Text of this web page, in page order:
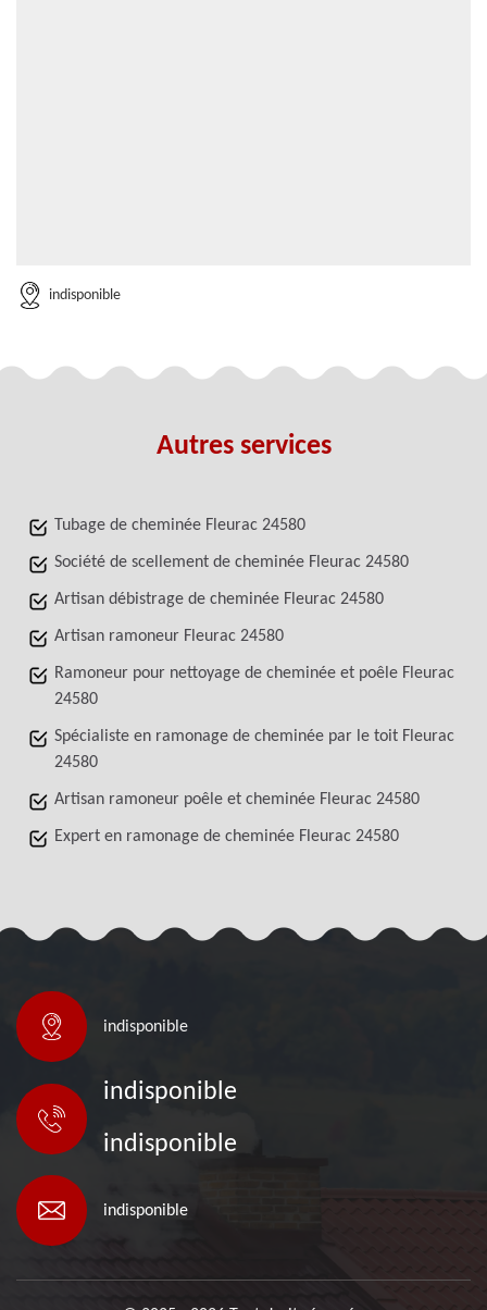
indisponible
Autres services
Tubage de cheminée Fleurac 24580
Société de scellement de cheminée Fleurac 24580
Artisan débistrage de cheminée Fleurac 24580
Artisan ramoneur Fleurac 24580
Ramoneur pour nettoyage de cheminée et poêle Fleurac
24580
Spécialiste en ramonage de cheminée par le toit Fleurac
24580
Artisan ramoneur poêle et cheminée Fleurac 24580
Expert en ramonage de cheminée Fleurac 24580
indisponible
indisponible
indisponible
indisponible